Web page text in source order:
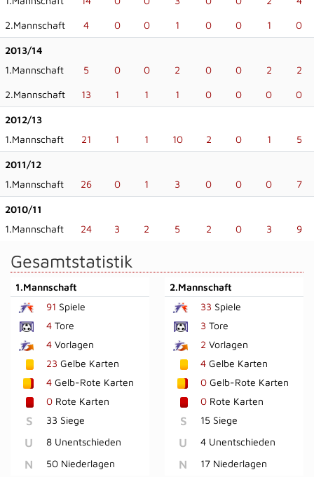
2.Mannschaft 4 0 0 1 0 0 1 0
2013/14
1.Mannschaft
5 0 0 2 0 0 2 2
2.Mannschaft 13 1 1 1 0 0 0 0
2012/13
1.Mannschaft
21 1 1 10 2 0 1 5
2011/12
1.Mannschaft
26 0 1 3 0 0 0 7
2010/11
1.Mannschaft
24 3 2 5 2 0 3 9
Gesamtstatistik
1.Mannschaft
91 Spiele
4 Tore
4 Vorlagen
23 Gelbe Karten
4 Gelb-Rote Karten
0 Rote Karten
S 33 Siege
U 8 Unentschieden
N 50 Niederlagen
2.Mannschaft
33 Spiele
3 Tore
2 Vorlagen
4Gelbe Karten
0Gelb-Rote Karten
0Rote Karten
S 15 Siege
U 4 Unentschieden
N 17 Niederlagen